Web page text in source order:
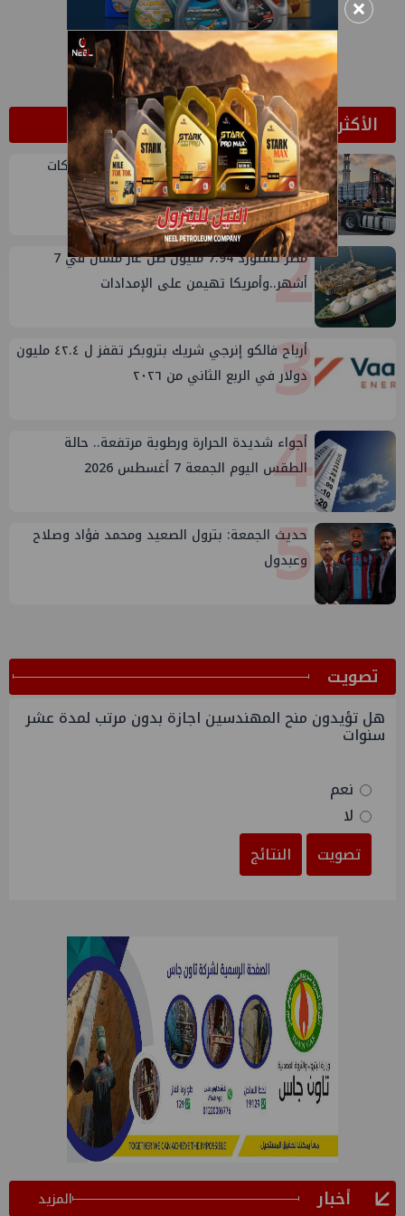
الأكثر قراءة
1
أكبا تبدأ تصدير 60 ألف طن من زيوت المحركات
البحرية للأسواق الخارجية
2
مصر تستورد 7.94 مليون طن غاز مسال في 7
أشهر..وأمريكا تهيمن على الإمدادات
3
أرباح فالكو إنرجي شريك بتروبكر تقفز ل ٤٢.٤ مليون
دولار في الربع الثاني من ٢٠٢٦
4
أجواء شديدة الحرارة ورطوبة مرتفعة.. حالة
الطقس اليوم الجمعة 7 أغسطس 2026
5
حديث الجمعة: بترول الصعيد ومحمد فؤاد وصلاح
وعبدول
ﺗﺼﻮﻳﺖ
هل تؤيدون منح المهندسين اجازة بدون مرتب لمدة عشر
سنوات
نعم
لا
تصويت
النتائج
أخبار المزيد